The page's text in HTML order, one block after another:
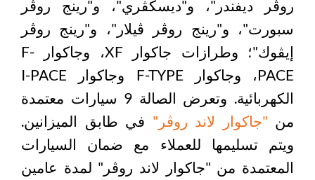
روڤر ديفندر"، و"ديسكڤري"، و"رينج روڤر
سبورت"، و"رينج روڤر ڤيلار"، و"رينج روڤر
إيڤوك"؛ وطرازات جاكوار XF، وجاكوار F-
PACE، وجاكوار F-TYPE وجاكوار I-PACE
الكهربائية.
وتعرض الصالة 9 سيارات معتمدة
من "جاكوار لاند روڤر" في طابق الميزانين.
ويتم تسليمها للعملاء مع ضمان السيارات
المعتمدة من "جاكوار لاند روڤر" لمدة عامين